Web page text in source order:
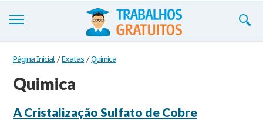
Trabalhos
Cadastre-se
Entre
Página Inicial / Exatas / Quimica
Quimica
A Cristalização Sulfato de Cobre